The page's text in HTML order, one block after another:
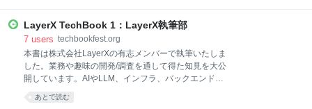
DevContain
Docker統合・Kubernetes統合でガンガン自動化 ・並
列稼働で更に爆速コーディングを実現しよう（監視設
定つき） ・OpenAI Codex、Figma MCP、Chrome
Dev Toolの統合も解説 ・MCPサーバーを自作するベス
トプラクティスも解説 本書は、Anthropic社が提供す
ガイドです。 Claude 3.5 Sonnetを搭載したCLIツール
LayerX TechBook 1：LayerX執筆部
7 users techbookfest.org
本書は株式会社LayerXの有志メンバーで執筆いたしま
した。業務や趣味の開発/調査を通して得た知見を大公
開しています。AIやLLM、インフラ、バックエンド開
発などの技術的な知見はもちろん、プロダクト開発で
我々が大切にしている思考など、幅広いテーマをご用
あとで読む